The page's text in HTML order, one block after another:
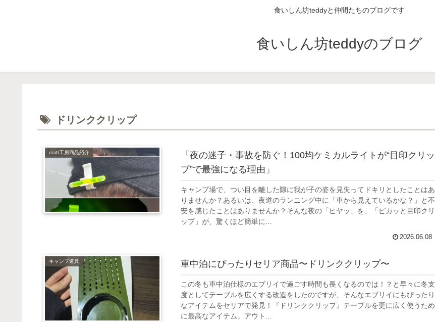
食いしん坊teddyと仲間たちのブログです
食いしん坊teddyのブログ
ドリンククリップ
craft工房商品紹介
「夜の迷子・事故を防ぐ！100均ケミカルライトが“目印クリッ
プ”で最強になる理由」
キャンプ場で、つい目を離した隙に我が子の姿を見失ってドキリとしたことはあ
りませんか？あるいは、夜道のランニング中に「車から見えているかな？」と不
安を感じたことはありませんか？そんな夜の「ヒヤッ」を、「ピカッと目印クリ
ップ」が、驚くほど簡単に...
2026.06.08
キャンプ道具 車中泊にぴったりセリア商品〜ドリンククリップ〜
この冬も車中泊仕様のエブリイで過ごす時間も長くなるのでは！？と早々に冬支
度としてテーブルを広くする改造をしたのですが、そんなエブリイにもぴったり
なアイテムをセリアで発見！『ドリンククリップ』テーブルを更に広く使うため
に最高なアイテム。アウト...